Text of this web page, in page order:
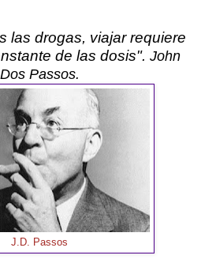
las drogas, viajar requiere
de las dosis". John
Dos Passos.
J.D. Passos